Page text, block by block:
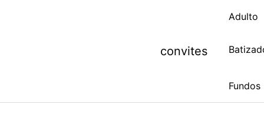
convites
Adulto
Fundos